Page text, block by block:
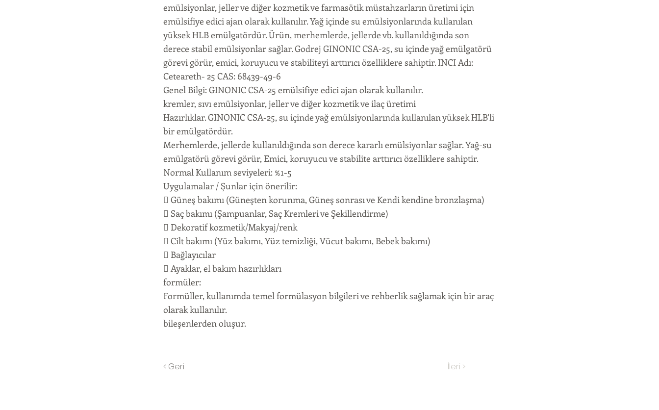
emülsiyonlar, jeller ve diğer kozmetik ve farmasötik müstahzarların üretimi için
emülsifiye edici ajan olarak kullanılır. Yağ içinde su emülsiyonlarında kullanılan
yüksek HLB emülgatördür. Ürün, merhemlerde, jellerde vb. kullanıldığında son
derece stabil emülsiyonlar sağlar. Godrej GINONIC CSA-25, su içinde yağ emülgatörü
görevi görür, emici, koruyucu ve stabiliteyi arttırıcı özelliklere sahiptir. INCI Adı:
Ceteareth- 25 CAS: 68439-49-6
Genel Bilgi: GINONIC CSA-25 emülsifiye edici ajan olarak kullanılır.
kremler, sıvı emülsiyonlar, jeller ve diğer kozmetik ve ilaç üretimi
Hazırlıklar. GINONIC CSA-25, su içinde yağ emülsiyonlarında kullanılan yüksek HLB'li
bir emülgatördür.
Merhemlerde, jellerde kullanıldığında son derece kararlı emülsiyonlar sağlar. Yağ-su
emülgatörü görevi görür, Emici, koruyucu ve stabilite arttırıcı özelliklere sahiptir.
Normal Kullanım seviyeleri: %1-5
Uygulamalar / Şunlar için önerilir:
 Güneş bakımı (Güneşten korunma, Güneş sonrası ve Kendi kendine bronzlaşma)
 Saç bakımı (Şampuanlar, Saç Kremleri ve Şekillendirme)
 Dekoratif kozmetik/Makyaj/renk
 Cilt bakımı (Yüz bakımı, Yüz temizliği, Vücut bakımı, Bebek bakımı)
 Bağlayıcılar
 Ayaklar, el bakım hazırlıkları
formüler:
Formüller, kullanımda temel formülasyon bilgileri ve rehberlik sağlamak için bir araç
olarak kullanılır.
bileşenlerden oluşur.
< Geri İleri >